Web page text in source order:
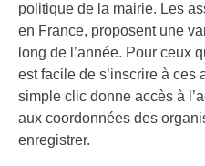
politique de la mairie. Les
en France, proposent une
long de l’année. Pour ceux
est facile de s’inscrire à ces
simple clic donne accès à
aux coordonnées des
enregistrer.